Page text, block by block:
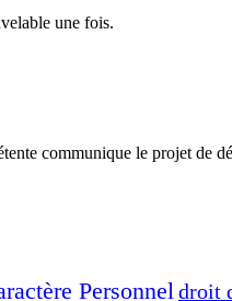
une fois.
communique le projet de
Personnel droit